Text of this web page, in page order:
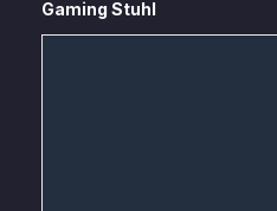
Gaming Stuhl